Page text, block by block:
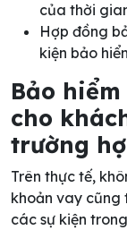
của thời
Hợp đồng
kiện bảo
Bảo
cho
trường
Trên thực tế,
khoản vay cũng
các sự kiện